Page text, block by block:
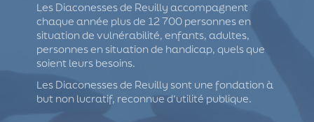
Les Diaconesses de Reuilly accompagnent
chaque année plus de 12 700 personnes en
situation de vulnérabilité, enfants, adultes,
personnes en situation de handicap, quels que
soient leurs besoins.
Les Diaconesses de Reuilly sont une fondation à
but non lucratif, reconnue d’utilité publique.